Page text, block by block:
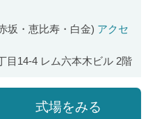
坂・恵比寿・白金) アクセ
目14-4 レム六本木ビル 2階
式場をみる